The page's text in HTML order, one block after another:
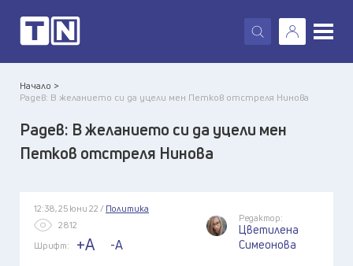
X
Начало >
Радев: В желанието си да уцели мен Петков отстреля Нинова
Радев: В желанието си да уцели мен
Петков отстреля Нинова
12:38, 25 юни 22 / Политика
2812
Шрифт:
+A -A
Редактор:
Цветилена
Симеонова